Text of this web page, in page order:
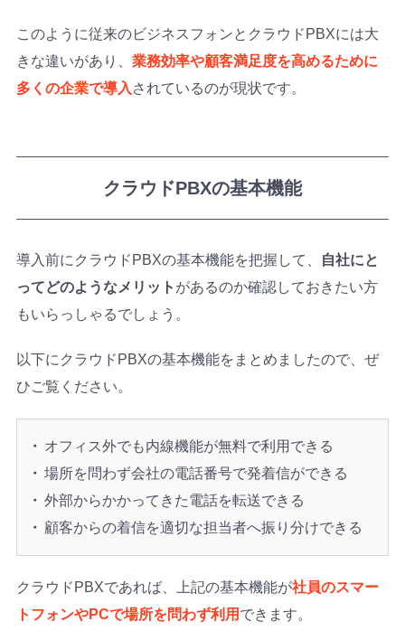
このように従来のビジネスフォンとクラウドPBXには大
きな違いがあり、 業務効率や顧客満足度を高めるために
多くの企業で導入 されているのが現状です。
クラウドPBXの基本機能
導入前にクラウドPBXの基本機能を把握して、
自社にと
ってどのようなメリット があるのか確認しておきたい方
もいらっしゃるでしょう。
以下にクラウドPBXの基本機能をまとめましたので、ぜ
ひご覧ください。
オフィス外でも内線機能が無料で利用できる
場所を問わず会社の電話番号で発着信ができる
外部からかかってきた電話を転送できる
顧客からの着信を適切な担当者へ振り分けできる
クラウドPBXであれば、上記の基本機能が社員のスマー
トフォンやPCで場所を問わず利用 できます。